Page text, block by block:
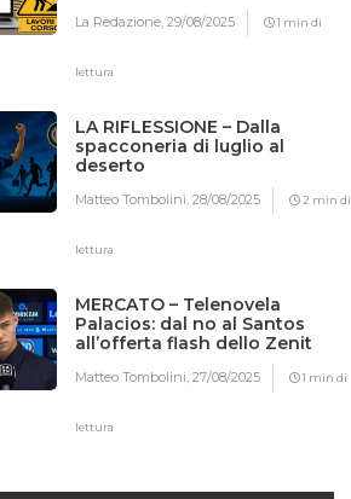
La Redazione,29/08/2025 1 min di
lettura
LA RIFLESSIONE – Dalla
spacconeria di luglio al
deserto
Matteo Tombolini,28/08/2025 2 min di
lettura
MERCATO – Telenovela
Palacios: dal no al Santos
all’offerta flash dello Zenit
Matteo Tombolini,27/08/2025 1 min di
lettura